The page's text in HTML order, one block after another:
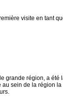
visite en tant
grande région, a été
sein de la région